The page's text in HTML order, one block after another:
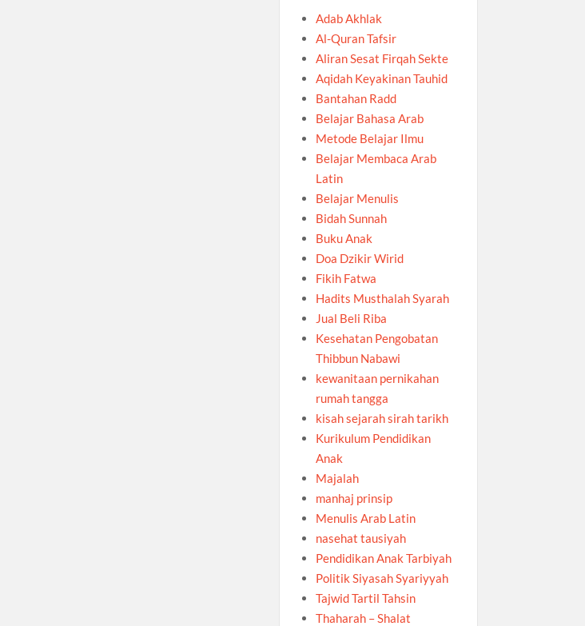
Adab Akhlak
Al-Quran Tafsir
Aliran Sesat Firqah Sekte
Aqidah Keyakinan Tauhid
Bantahan Radd
Belajar Bahasa Arab
Metode Belajar Ilmu
Belajar Membaca Arab
Latin
Belajar Menulis
Bidah Sunnah
Buku Anak
Doa Dzikir Wirid
Fikih Fatwa
Hadits Musthalah Syarah
Jual Beli Riba
Kesehatan Pengobatan
Thibbun Nabawi
kewanitaan pernikahan
rumah tangga
kisah sejarah sirah tarikh
Kurikulum Pendidikan
Anak
Majalah
manhaj prinsip
Menulis Arab Latin
nasehat tausiyah
Pendidikan Anak Tarbiyah
Politik Siyasah Syariyyah
Tajwid Tartil Tahsin
Thaharah – Shalat